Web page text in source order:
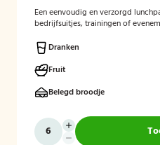
Een eenvoudig en verzorgd
bedrijfsuitjes, trainingen of
lunch voor onderweg of op locatie.
Dranken
Fruit
Belegd broodje